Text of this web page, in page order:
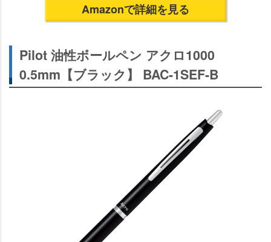
Amazonで詳細を見る
Pilot 油性ボールペン アクロ1000
0.5mm【ブラック】 BAC-1SEF-B